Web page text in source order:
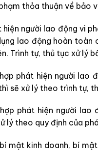
thỏa thuận về bảo
hiện người lao động vi
lao động hoàn toàn
Trình tự, thủ tục xử lý
phát hiện người lao
sẽ xử lý theo trình tự,
phát hiện người
lý theo quy định của
mật kinh doanh, bí